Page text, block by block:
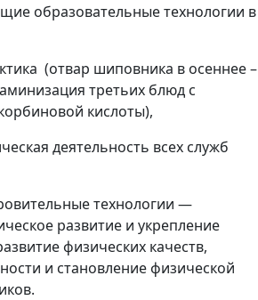
образовательные технологии в
(отвар шиповника в осеннее –
третьих блюд с
кислоты),
деятельность всех служб
технологии —
развитие и укрепление
физических качеств,
и становление физической